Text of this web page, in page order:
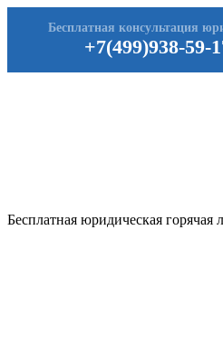
+7(499)938-59-
Бесплатная консультация
Бесплатная юридическая горячая